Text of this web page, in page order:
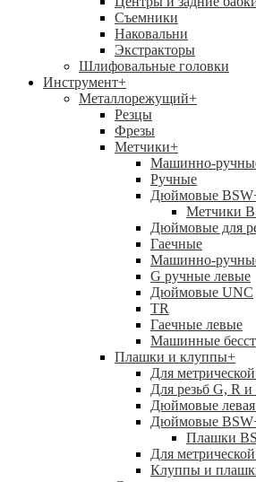
Съемники
Наковальни
Экстракторы
Шлифовальные головки
Инструмент+
Металлорежущий+
Резцы
Фрезы
Метчики+
Машинно-
Ручные
Дюймовые BSW
Метчики
Дюймовые для
Гаечные
Машинно-
G ручные левые
Дюймовые UNC
TR
Гаечные левые
Машинные
Плашки и клуппы+
Для
Для резьб G, R
Дюймовые левая
Дюймовые BSW
Плашки
Для
Клуппы и